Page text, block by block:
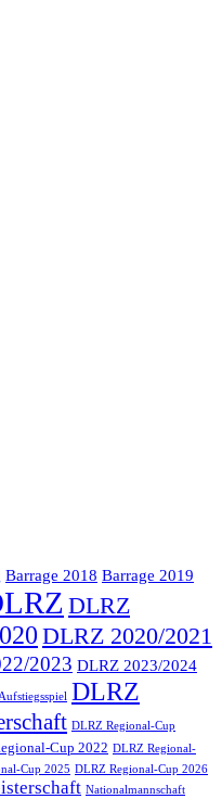
Barrage 2018 Barrage 2019
DLRZ
DLRZ 2020/2021
2023 DLRZ 2023/2024
DLRZ
DLRZ Regional-Cup
Cup 2022 DLRZ Regional-
Cup 2025 DLRZ Regional-Cup 2026
Nationalmannschaft